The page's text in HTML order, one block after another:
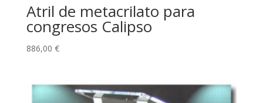
Atril de metacrilato para
congresos Calipso
886,00 €